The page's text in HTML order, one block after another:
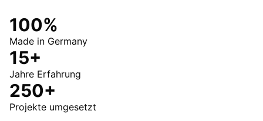
100%
Made in Germany
15+
Jahre Erfahrung
250+
Projekte umgesetzt